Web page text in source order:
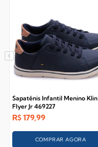
Sapatênis Infantil Menino Klin
Flyer Jr 469227
R$179,99
COMPRAR AGORA